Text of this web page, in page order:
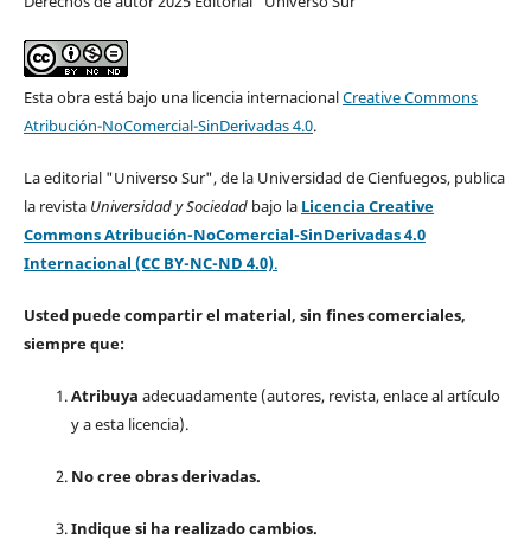
Esta obra está bajo una licencia internacionalCreative Commons
Atribución-NoComercial-SinDerivadas 4.0.
La editorial "Universo Sur", de la Universidad de Cienfuegos, publica
la revista Universidad y Sociedad bajo la Licencia Creative
Commons Atribución-NoComercial-SinDerivadas 4.0
Internacional (CC BY-NC-ND 4.0).
Usted puede compartir el material, sin fines comerciales,
siempre que:
Atribuya adecuadamente (autores, revista, enlace al artículo
y a esta licencia).
No cree obras derivadas.
Indique si ha realizado cambios.